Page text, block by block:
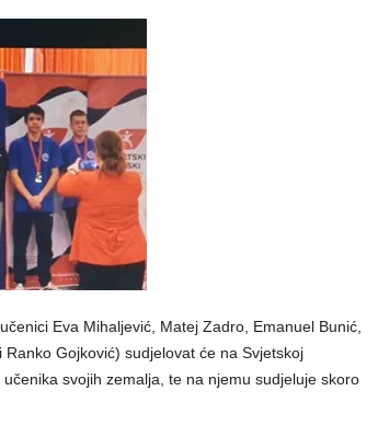
Eva Mihaljević, Matej Zadro, Emanuel Bunić,
Gojković) sudjelovat će na Svjetskoj
svojih zemalja, te na njemu sudjeluje skoro